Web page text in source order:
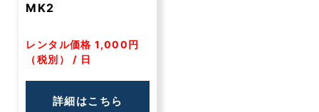
MK2
レンタル価格 1,000円
（税別） / 日
詳細はこちら